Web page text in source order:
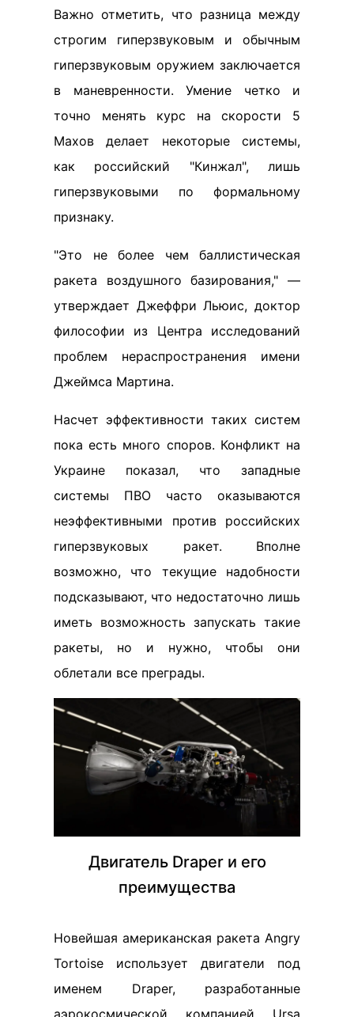
Важно отметить, что разница между
строгим гиперзвуковым и обычным
гиперзвуковым оружием заключается
в маневренности. Умение четко и
точно менять курс на скорости 5
Махов делает некоторые системы,
как российский "Кинжал", лишь
гиперзвуковыми по формальному
признаку.
"Это не более чем баллистическая
ракета воздушного базирования," —
утверждает Джеффри Льюис, доктор
философии из Центра исследований
проблем нераспространения имени
Джеймса Мартина.
Насчет эффективности таких систем
пока есть много споров. Конфликт на
Украине показал, что западные
системы ПВО часто оказываются
неэффективными против российских
гиперзвуковых ракет. Вполне
возможно, что текущие надобности
подсказывают, что недостаточно лишь
иметь возможность запускать такие
ракеты, но и нужно, чтобы они
облетали все преграды.
Двигатель Draper и его
преимущества
Новейшая американская ракета Angry
Tortoise использует двигатели под
именем Draper, разработанные